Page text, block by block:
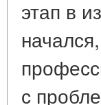
этап в
с